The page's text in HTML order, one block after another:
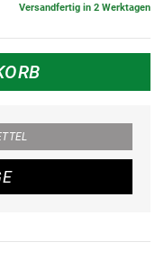
Versandfertig in 2 Werktagen